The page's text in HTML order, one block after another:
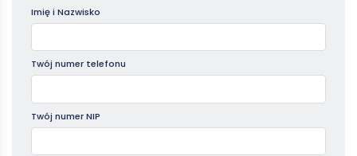
Imię i Nazwisko
Twój numer telefonu
Twój numer NIP